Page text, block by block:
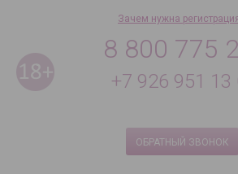
8 800 775
+7 926 951 13
ОБРАТНЫЙ ЗВОНОК
Зачем нужна